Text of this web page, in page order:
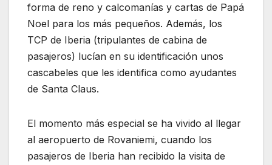
forma de reno y calcomanías y cartas de Papá
Noel para los más pequeños. Además, los
TCP de Iberia (tripulantes de cabina de
pasajeros) lucían en su identificación unos
cascabeles que les identifica como ayudantes
de Santa Claus.
El momento más especial se ha vivido al llegar
al aeropuerto de Rovaniemi, cuando los
pasajeros de Iberia han recibido la visita de